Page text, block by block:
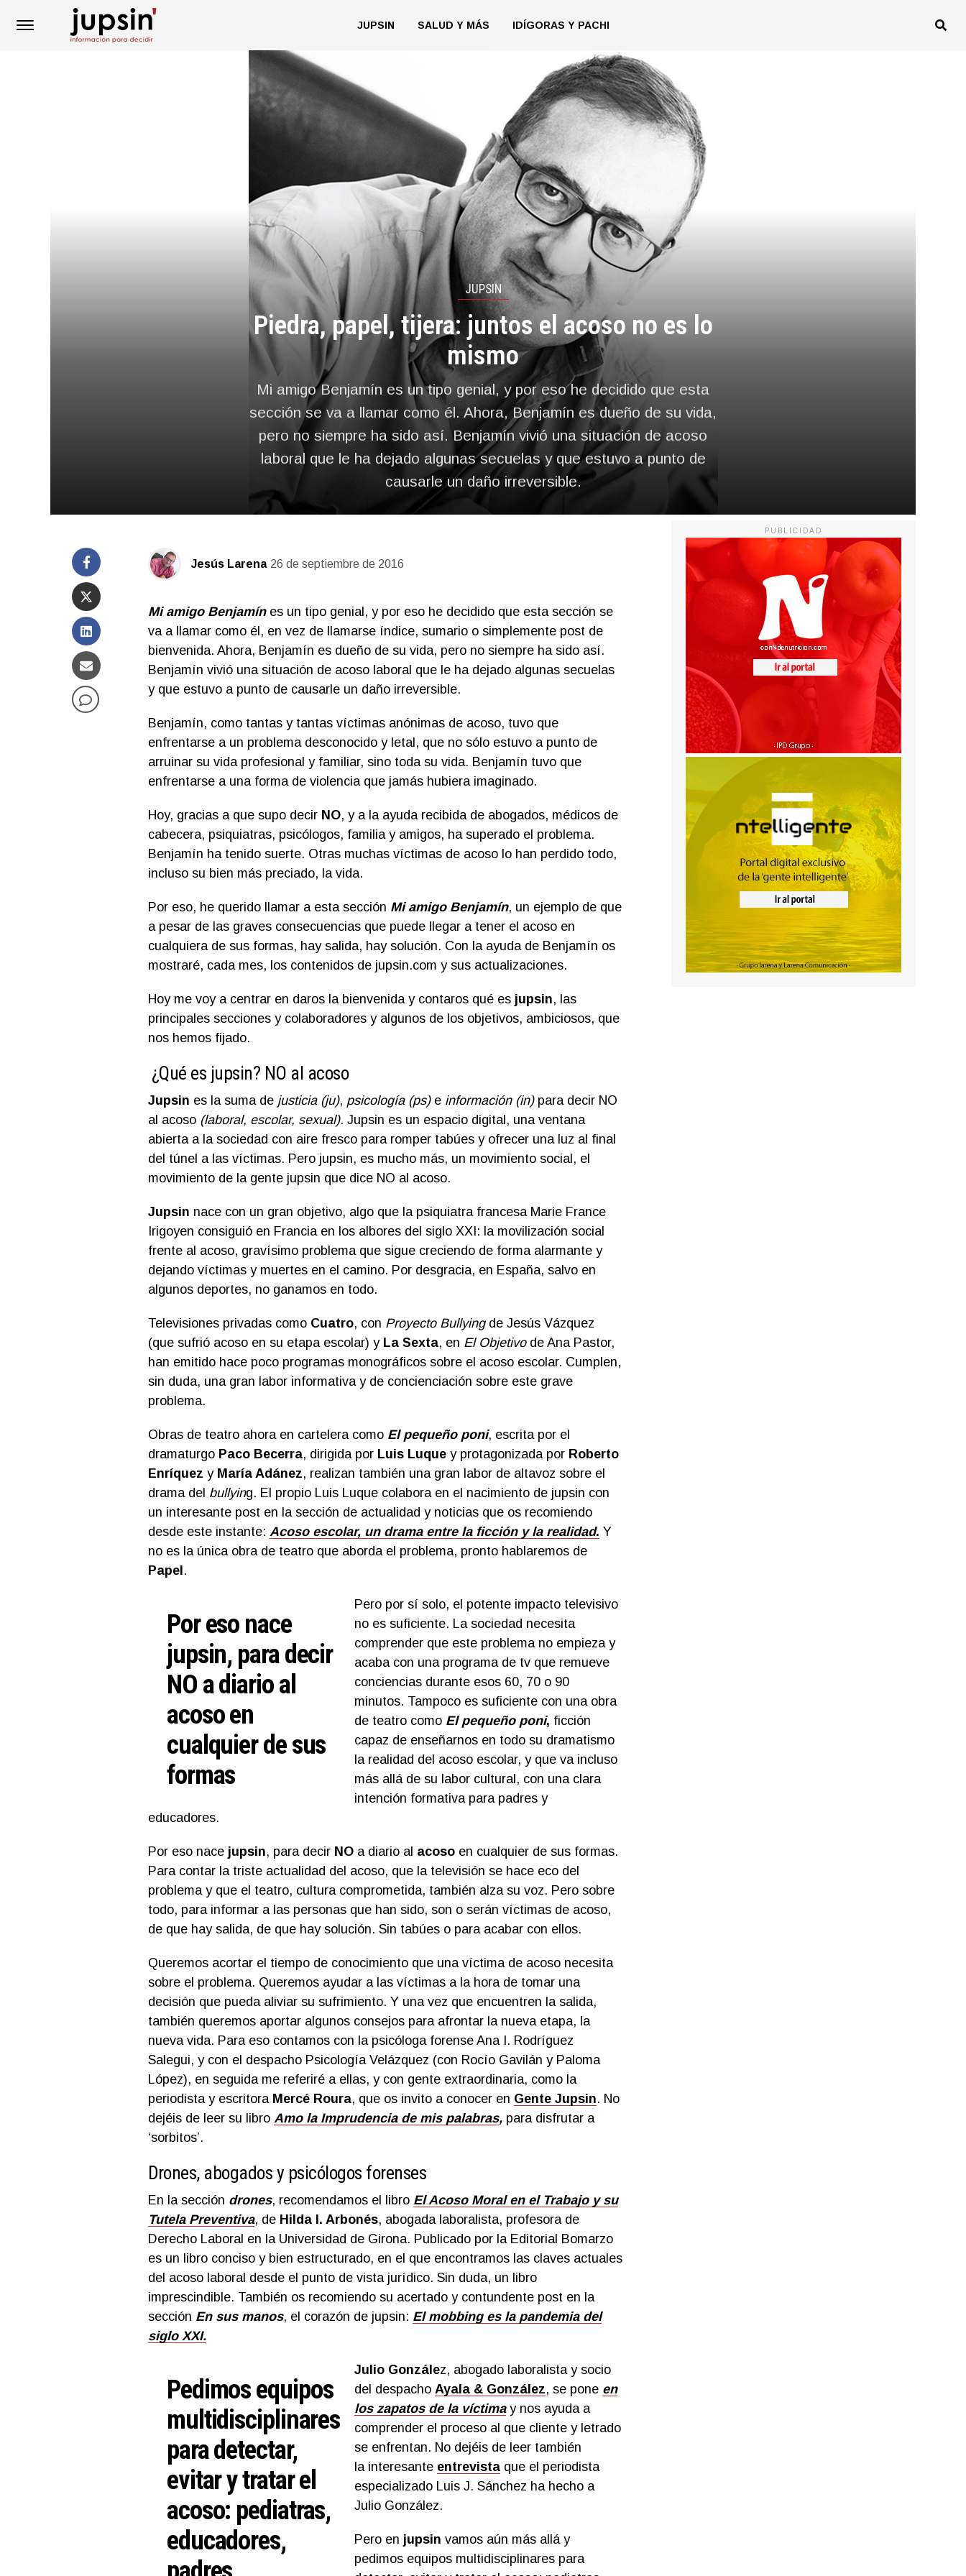
JUPSIN SALUD Y MÁS IDÍGORAS Y PACHI
JUPSIN
Piedra, papel, tijera: juntos el acoso no es lo
mismo
Mi amigo Benjamín es un tipo genial, y por eso he decidido que esta
sección se va a llamar como él. Ahora, Benjamín es dueño de su vida,
pero no siempre ha sido así. Benjamín vivió una situación de acoso
laboral que le ha dejado algunas secuelas y que estuvo a punto de
causarle un daño irreversible.
Jesús Larena 26 de septiembre de 2016
Mi amigo Benjamínes un tipo genial, y por eso he decidido que esta sección se
va a llamar como él, en vez de llamarse índice, sumario o simplemente post de
bienvenida. Ahora, Benjamín es dueño de su vida, pero no siempre ha sido así.
Benjamín vivió una situación de acoso laboral que le ha dejado algunas secuelas
y que estuvo a punto de causarle un daño irreversible.
Benjamín, como tantas y tantas víctimas anónimas de acoso, tuvo que
enfrentarse a un problema desconocido y letal, que no sólo estuvo a punto de
arruinar su vida profesional y familiar, sino toda su vida. Benjamín tuvo que
enfrentarse a una forma de violencia que jamás hubiera imaginado.
Hoy, gracias a que supo decir NO, y a la ayuda recibida de abogados, médicos de
cabecera, psiquiatras, psicólogos, familia y amigos, ha superado el problema.
Benjamín ha tenido suerte. Otras muchas víctimas de acoso lo han perdido todo,
incluso su bien más preciado, la vida.
Por eso, he querido llamar a esta sección Mi amigo Benjamín, un ejemplo de que
a pesar de las graves consecuencias que puede llegar a tener el acoso en
cualquiera de sus formas, hay salida, hay solución. Con la ayuda de Benjamín os
mostraré, cada mes, los contenidos de jupsin.com y sus actualizaciones.
Hoy me voy a centrar en daros la bienvenida y contaros qué es jupsin, las
principales secciones y colaboradores y algunos de los objetivos, ambiciosos, que
nos hemos fijado.
¿Qué es jupsin? NO al acoso
Jupsin es la suma de justicia (ju), psicología (ps)e información (in)para decir NO
al acoso (laboral, escolar, sexual). Jupsin es un espacio digital, una ventana
abierta a la sociedad con aire fresco para romper tabúes y ofrecer una luz al final
del túnel a las víctimas. Pero jupsin, es mucho más, un movimiento social, el
movimiento de la gente jupsin que dice NO al acoso.
Jupsin nace con un gran objetivo, algo que la psiquiatra francesa Marie France
Irigoyen consiguió en Francia en los albores del siglo XXI: la movilización social
frente al acoso, gravísimo problema que sigue creciendo de forma alarmante y
dejando víctimas y muertes en el camino. Por desgracia, en España, salvo en
algunos deportes, no ganamos en todo.
Televisiones privadas como Cuatro, con Proyecto Bullyingde Jesús Vázquez
(que sufrió acoso en su etapa escolar) y La Sexta, en El Objetivode Ana Pastor,
han emitido hace poco programas monográficos sobre el acoso escolar. Cumplen,
sin duda, una gran labor informativa y de concienciación sobre este grave
problema.
Obras de teatro ahora en cartelera como El pequeño poni, escrita por el
dramaturgo Paco Becerra, dirigida por Luis Luquey protagonizada por Roberto
Enríquez yMaría Adánez, realizan también una gran labor de altavoz sobre el
drama del bullying. El propio Luis Luque colabora en el nacimiento de jupsin con
un interesante post en la sección de actualidad y noticias que os recomiendo
desde este instante: Acoso escolar, un drama entre la ficción y la realidad. Y
no es la única obra de teatro que aborda el problema, pronto hablaremos de
Papel .
Por eso nace
jupsin, para decir
NO a diario al
acoso en
cualquier de sus
formas
Pero por sí solo, el potente impacto televisivo
no es suficiente. La sociedad necesita
comprender que este problema no empieza y
acaba con una programa de tv que remueve
conciencias durante esos 60, 70 o 90
minutos. Tampoco es suficiente con una obra
de teatro como El pequeño poni, ficción
capaz de enseñarnos en todo su dramatismo
la realidad del acoso escolar, y que va incluso
más allá de su labor cultural, con una clara
intención formativa para padres y
educadores.
Por eso nace jupsin, para decir NOa diario al acosoen cualquier de sus formas.
Para contar la triste actualidad del acoso, que la televisión se hace eco del
problema y que el teatro, cultura comprometida, también alza su voz. Pero sobre
todo, para informar a las personas que han sido, son o serán víctimas de acoso,
de que hay salida, de que hay solución. Sin tabúes o para acabar con ellos.
Queremos acortar el tiempo de conocimiento que una víctima de acoso necesita
sobre el problema. Queremos ayudar a las víctimas a la hora de tomar una
decisión que pueda aliviar su sufrimiento. Y una vez que encuentren la salida,
también queremos aportar algunos consejos para afrontar la nueva etapa, la
nueva vida. Para eso contamos con la psicóloga forense Ana I. Rodríguez
Salegui, y con el despacho Psicología Velázquez (con Rocío Gavilán y Paloma
López), en seguida me referiré a ellas, y con gente extraordinaria, como la
periodista y escritora Mercé Roura, que os invito a conocer en Gente Jupsin. No
dejéis de leer su libro Amo la Imprudencia de mis palabras, para disfrutar a
‘sorbitos’.
Drones, abogados y psicólogos forenses
En la sección drones, recomendamos el libro El Acoso Moral en el Trabajo y su
Tutela Preventiva, de Hilda I. Arbonés, abogada laboralista, profesora de
Derecho Laboral en la Universidad de Girona. Publicado por la Editorial Bomarzo
es un libro conciso y bien estructurado, en el que encontramos las claves actuales
del acoso laboral desde el punto de vista jurídico. Sin duda, un libro
imprescindible. También os recomiendo su acertado y contundente post en la
sección En sus manos, el corazón de jupsin: El mobbing es la pandemia del
siglo XXI.
Pedimos equipos
multidisciplinares
para detectar,
evitar y tratar el
acoso: pediatras,
educadores,
Julio González, abogado laboralista y socio
del despacho Ayala & González, se pone en
los zapatos de la víctimay nos ayuda a
comprender el proceso al que cliente y letrado
se enfrentan. No dejéis de leer también
la interesante entrevistaque el periodista
especializado Luis J. Sánchez ha hecho a
Julio González.
Pero en jupsin vamos aún más allá y
pedimos equipos multidisciplinares para
PUBLICIDAD